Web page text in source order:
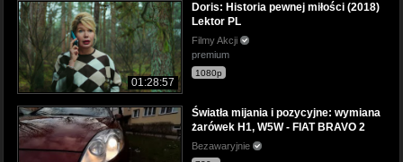
01:28:57
Doris: Historia pewnej miłości (2018)
Lektor PL
Filmy Akcji
premium
1080p
Światła mijania i pozycyjne: wymiana
żarówek H1, W5W - FIAT BRAVO 2
Bezawaryjnie